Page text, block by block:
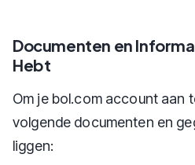
Documenten en
Hebt
Om je bol.com account aan
volgende documenten en
liggen: